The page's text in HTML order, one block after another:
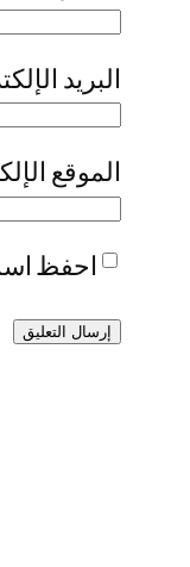
البريد
الموقع
احفظ